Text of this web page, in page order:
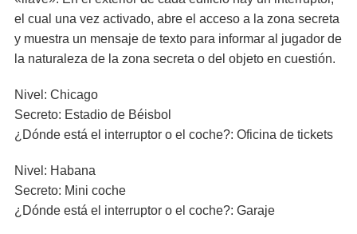
el cual una vez activado, abre el acceso a la zona secreta
y muestra un mensaje de texto para informar al jugador de
la naturaleza de la zona secreta o del objeto en cuestión.
Nivel: Chicago
Secreto: Estadio de Béisbol
¿Dónde está el interruptor o el coche?: Oficina de tickets
Nivel: Habana
Secreto: Mini coche
¿Dónde está el interruptor o el coche?: Garaje